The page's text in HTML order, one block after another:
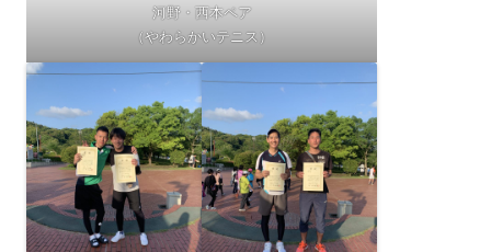
河野・西本ペア
（やわらかいテニス）